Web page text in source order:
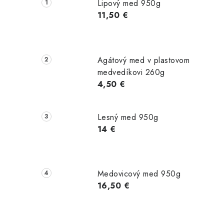
p
e
Lipový med 950g
11,50 €
Agátový med v plastovom
medvedíkovi 260g
4,50 €
Lesný med 950g
14 €
Medovicový med 950g
16,50 €